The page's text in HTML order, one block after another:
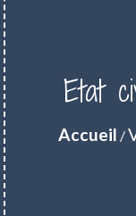
Etat
Accueil /